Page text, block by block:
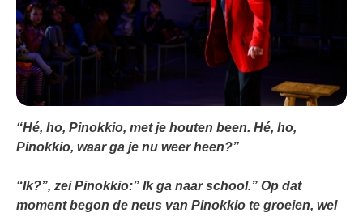
“Hé, ho, Pinokkio, met je houten been. Hé, ho,
Pinokkio, waar ga je nu weer heen?”
“Ik?”, zei Pinokkio:” Ik ga naar school.” Op dat
moment begon de neus van Pinokkio te groeien, wel